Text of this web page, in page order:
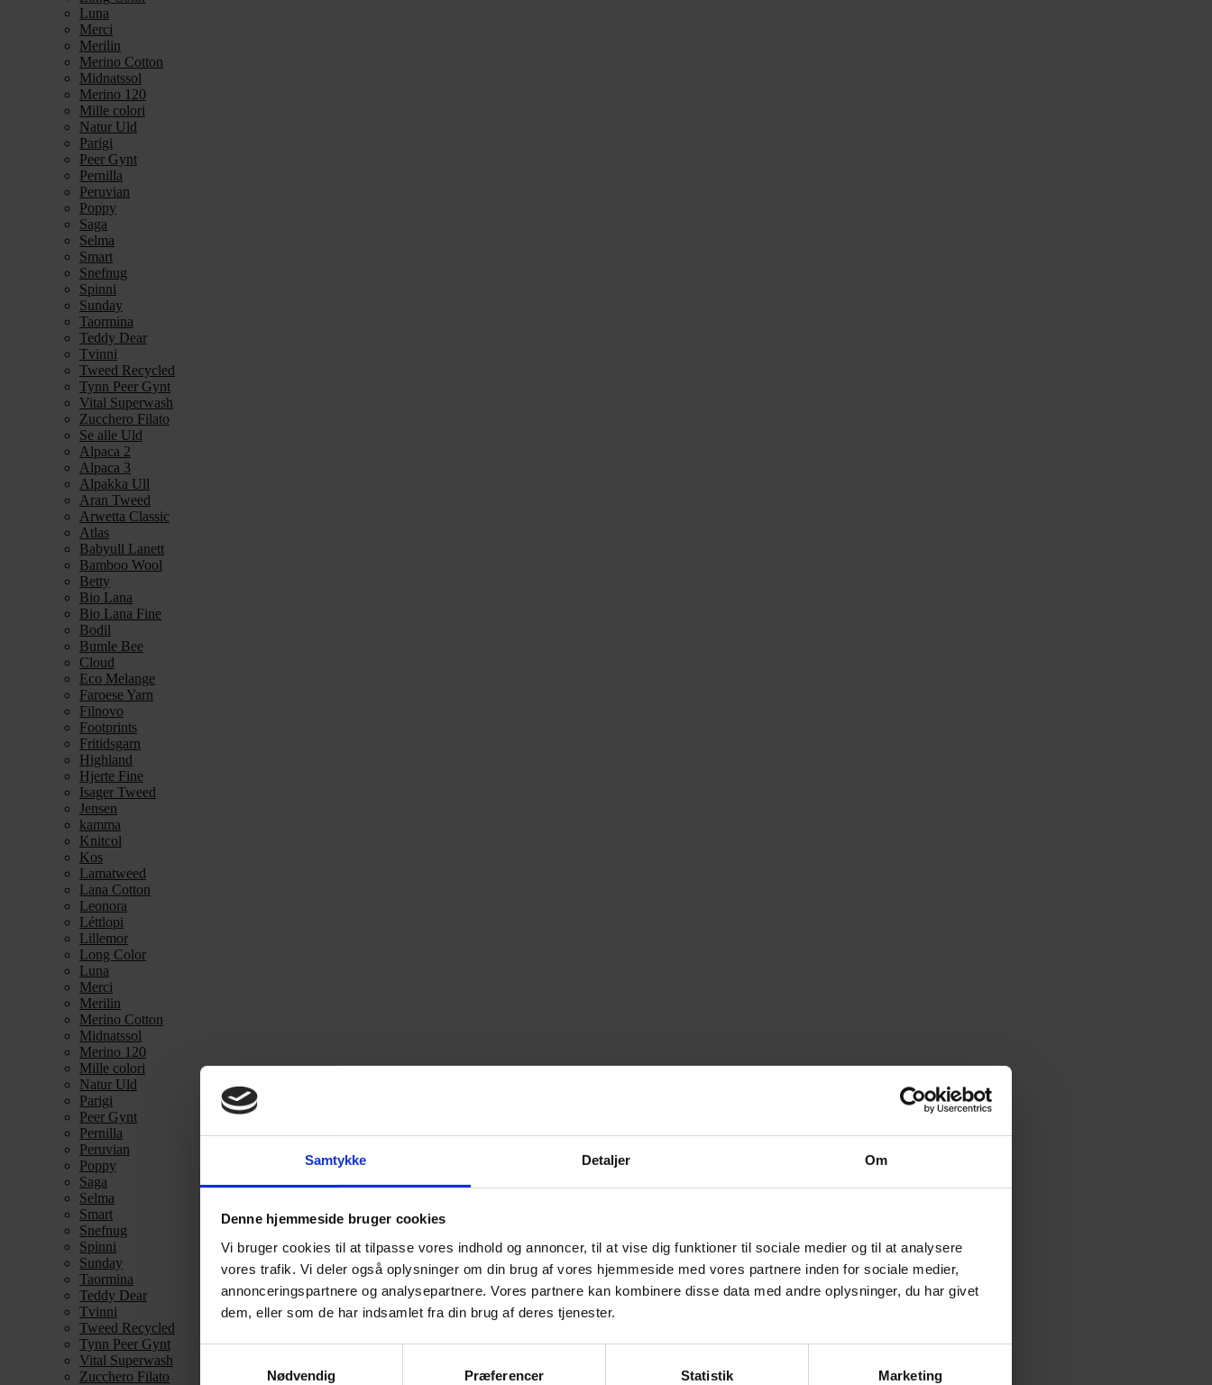
Samtykke Detaljer Om
Denne hjemmeside bruger cookies
Vi bruger cookies til at tilpasse vores indhold og annoncer, til at vise dig funktioner til sociale medier og til at analysere
vores trafik. Vi deler også oplysninger om din brug af vores hjemmeside med vores partnere inden for sociale medier,
annonceringspartnere og analysepartnere. Vores partnere kan kombinere disse data med andre oplysninger, du har givet
dem, eller som de har indsamlet fra din brug af deres tjenester.
Nødvendig
Præferencer Statistik Marketing
Luna
Merci
Merilin
Merino Cotton
Midnatssol
Merino 120
Mille colori
Natur Uld
Parigi
Peer Gynt
Pernilla
Peruvian
Poppy
Saga
Selma
Smart
Snefnug
Spinni
Sunday
Taormina
Teddy Dear
Tvinni
Tweed Recycled
Tynn Peer Gynt
Vital Superwash
Zucchero Filato
Se alle Uld
Alpaca 2
Alpaca 3
Alpakka Ull
Aran Tweed
Arwetta Classic
Atlas
Babyull Lanett
Bamboo Wool
Betty
Bio Lana
Bio Lana Fine
Bodil
Bumle Bee
Cloud
Eco Melange
Faroese Yarn
Filnovo
Footprints
Fritidsgarn
Highland
Hjerte Fine
Isager Tweed
Jensen
kamma
Knitcol
Kos
Lamatweed
Lana Cotton
Leonora
Léttlopi
Lillemor
Long Color
Luna
Merci
Merilin
Merino Cotton
Midnatssol
Merino 120
Mille colori
Natur Uld
Parigi
Peer Gynt
Pernilla
Peruvian
Poppy
Saga
Selma
Smart
Snefnug
Spinni
Sunday
Taormina
Teddy Dear
Tvinni
Tweed Recycled
Tynn Peer Gynt
Vital Superwash
Zucchero Filato